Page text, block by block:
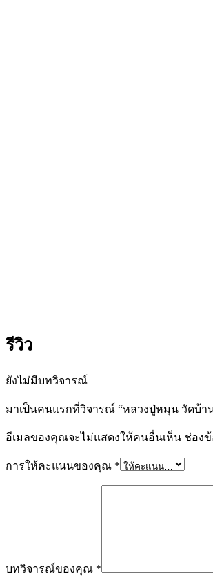
รีวิว
ยังไม่มีบทวิจารณ์
มาเป็นคนแรกที่วิจารณ์ “หลวงปู่หมุน วัดบ้า
อีเมลของคุณจะไม่แสดงให้คนอื่นเห็น ช่อง
การให้คะแนนของคุณ *
บทวิจารณ์ของคุณ *